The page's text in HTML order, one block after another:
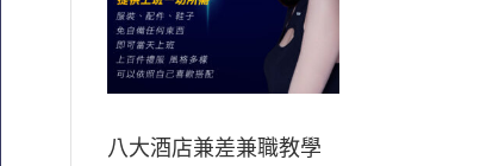
八大酒店兼差兼職教學